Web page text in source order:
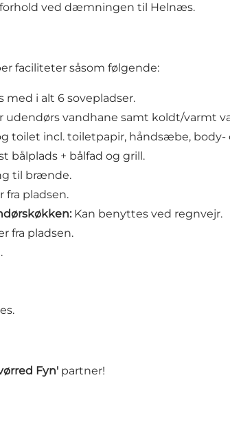
forhold ved dæmningen til Helnæs.
faciliteter såsom følgende:
med i alt 6 sovepladser.
udendørs vandhane samt koldt/varmt
toilet incl. toiletpapir, håndsæbe, body-
bålplads + bålfad og grill.
til brænde.
fra pladsen.
Kan benyttes ved regnvejr.
fra pladsen.
Fyn' partner!